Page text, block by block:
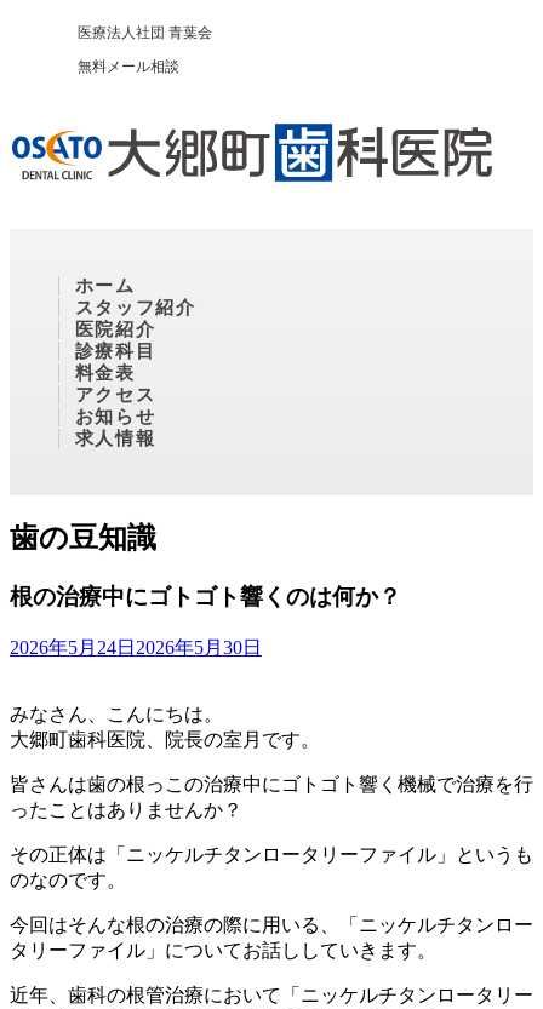
医療法人社団 青葉会
無料メール相談
ホーム
スタッフ紹介
医院紹介
診療科目
料金表
アクセス
お知らせ
求人情報
歯の豆知識
根の治療中にゴトゴト響くのは何か？
2026年5月24日 2026年5月30日
みなさん、こんにちは。
大郷町歯科医院、院長の室月です。
皆さんは歯の根っこの治療中にゴトゴト響く機械で治療を行
ったことはありませんか？
その正体は「ニッケルチタンロータリーファイル」というも
のなのです。
今回はそんな根の治療の際に用いる、「ニッケルチタンロー
タリーファイル」についてお話ししていきます。
近年、歯科の根管治療において「ニッケルチタンロータリー